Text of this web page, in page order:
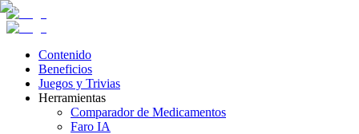
Contenido
Beneficios
Juegos y Trivias
Herramientas
Comparador de Medicamentos
Faro IA